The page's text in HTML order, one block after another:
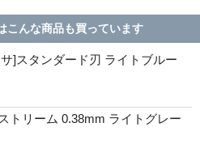
こんな商品も買っています
]スタンダード刃 ライトブルー
トリーム 0.38mm ライトグレー